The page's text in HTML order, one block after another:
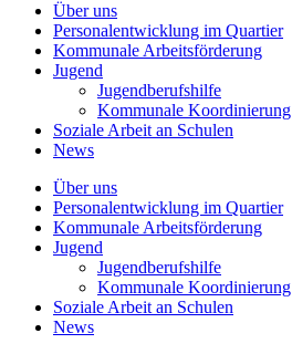
Über uns
Personalentwicklung im Quartier
Kommunale Arbeitsförderung
Jugend
Jugendberufshilfe
Kommunale Koordinierung
Soziale Arbeit an Schulen
News
Über uns
Personalentwicklung im Quartier
Kommunale Arbeitsförderung
Jugend
Jugendberufshilfe
Kommunale Koordinierung
Soziale Arbeit an Schulen
News